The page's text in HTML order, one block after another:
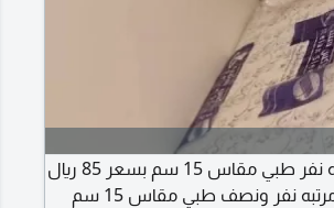
سرير نفر بسعر 165 ريال مرتبه نفر طبي مقاس 15 سم بسعر 85 ريال
سرير نفر ونصف بسعر 215 ريال مرتبه نفر ونصف طبي مقاس 15 سم